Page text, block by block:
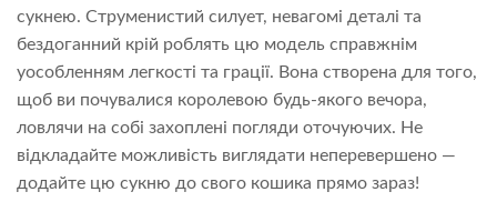
сукнею. Струменистий силует, невагомі деталі та
бездоганний крій роблять цю модель справжнім
уособленням легкості та грації. Вона створена для того,
щоб ви почувалися королевою будь-якого вечора,
ловлячи на собі захоплені погляди оточуючих. Не
відкладайте можливість виглядати неперевершено —
додайте цю сукню до свого кошика прямо зараз!